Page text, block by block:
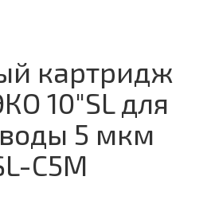
картридж
10"SL для
5 мкм
C5M